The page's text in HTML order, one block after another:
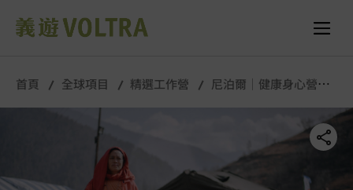
首頁 全球項目 精選工作營
尼泊爾｜健康身心營｜
舉行城市/地點 (只供參考)